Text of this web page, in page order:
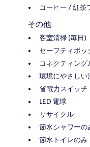
コーヒー / 紅茶
その他
客室清掃 (毎日)
セーフティボッ
コネクティン
環境にやさしい
省電力スイッチ
LED 電球
リサイクル
節水シャワーの
節水トイレのみ